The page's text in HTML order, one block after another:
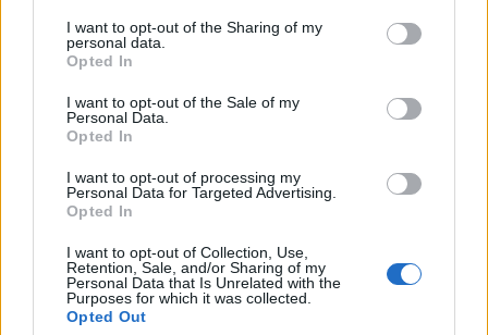
I want to opt-out of the Sharing of my
personal data.
Opted In
I want to opt-out of the Sale of my
Personal Data.
Opted In
I want to opt-out of processing my
Personal Data for Targeted Advertising.
Opted In
I want to opt-out of Collection, Use,
Retention, Sale, and/or Sharing of my
Personal Data that Is Unrelated with the
Purposes for which it was collected.
Opted Out
Pues yo siempre tengo la página en blanco como inicio
Responder
juanluisvg
Yo tengo el google q es la q mas rapido se carga :drool:
Lo tendre en cuenta canim por si m pasa :drool: